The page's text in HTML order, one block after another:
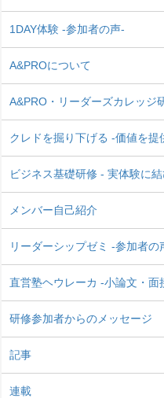
1DAY体験 -参加者の声-
A&PROについて
A&PRO・リーダーズカレッジ
クレドを掘り下げる -価値を提
ビジネス基礎研修 - 実体験に
メンバー自己紹介
リーダーシップゼミ -参加者の
直営塾ヘウレーカ -小論文・面
研修参加者からのメッセージ
記事
連載